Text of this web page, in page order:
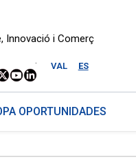
Innovació i Comerç
VAL ES
.
OPORTUNIDADES